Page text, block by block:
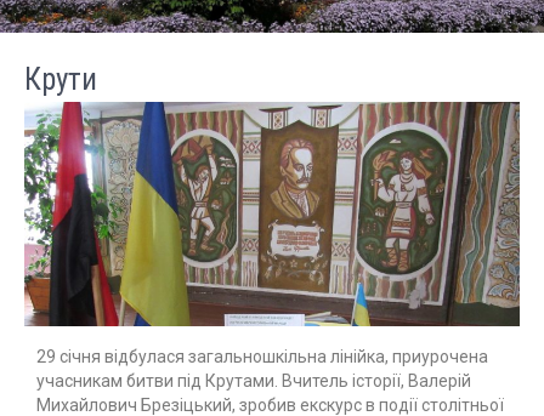
Крути
29 січня відбулася загальношкільна лінійка, приурочена
учасникам битви під Крутами. Вчитель історії, Валерій
Михайлович Брезіцький, зробив екскурс в події столітньої